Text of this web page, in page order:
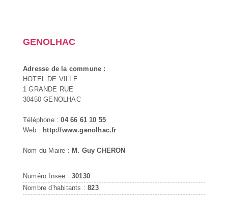
GENOLHAC
Adresse de la commune :
HOTEL DE VILLE
1 GRANDE RUE
30450 GENOLHAC
Téléphone :04 66 61 10 55
Web : http://www.genolhac.fr
Nom du Maire : M. Guy CHERON
Numéro Insee : 30130
Nombre d'habitants :823